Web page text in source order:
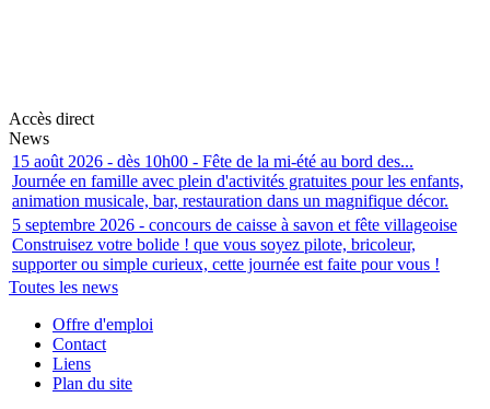
Accès direct
News
15 août 2026 - dès 10h00 - Fête de la mi-été au bord des...
Journée en famille avec plein d'activités gratuites pour les enfants,
animation musicale, bar, restauration dans un magnifique décor.
5 septembre 2026 - concours de caisse à savon et fête villageoise
Construisez votre bolide ! que vous soyez pilote, bricoleur,
supporter ou simple curieux, cette journée est faite pour vous !
Toutes les news
Offre d'emploi
Contact
Liens
Plan du site